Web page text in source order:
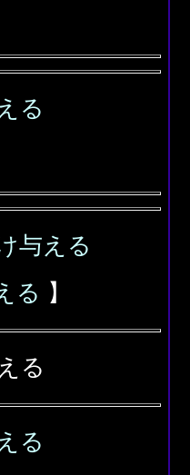
る
与える
る 】
る
る